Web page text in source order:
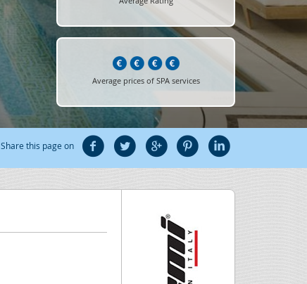
Average prices of SPA services
Share this page on